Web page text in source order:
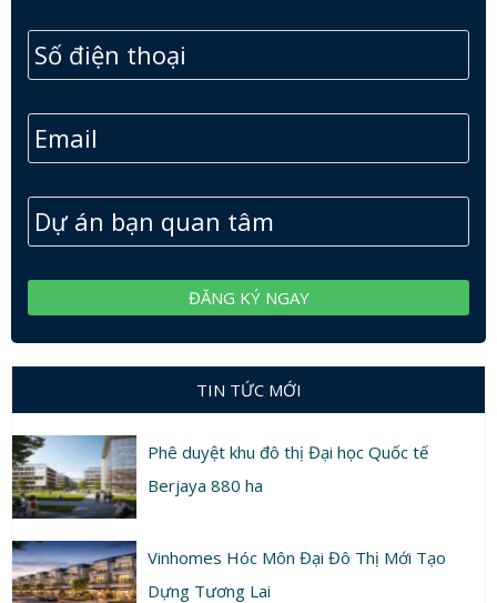
TIN TỨC MỚI
Phê duyệt khu đô thị Đại học Quốc tế
Berjaya 880 ha
Vinhomes Hóc Môn Đại Đô Thị Mới Tạo
Dựng Tương Lai